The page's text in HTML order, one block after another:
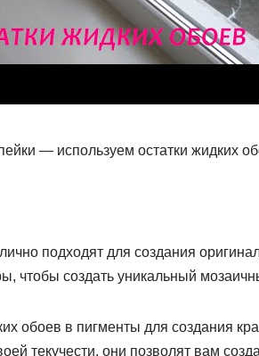
— используем остатки жидких
подходят для создания
чтобы создать уникальный
обоев в пигменты для создания
текучести, они позволят вам